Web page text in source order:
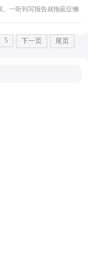
。一听到写报告就拖延症懒
5 下一页 尾页